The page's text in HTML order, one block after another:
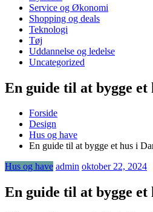
Service og Økonomi
Shopping og deals
Teknologi
Tøj
Uddannelse og ledelse
Uncategorized
En guide til at bygge
Forside
Design
Hus og have
En guide til at bygge et hus i
Hus og have admin oktober 22, 2024
En guide til at bygge